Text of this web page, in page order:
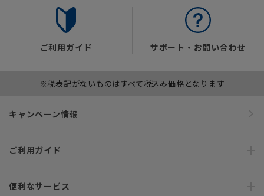
ご利用ガイド サポート・お問い合わせ
※税表記がないものはすべて税込み価格となります
キャンペーン情報
ご利用ガイド
便利なサービス